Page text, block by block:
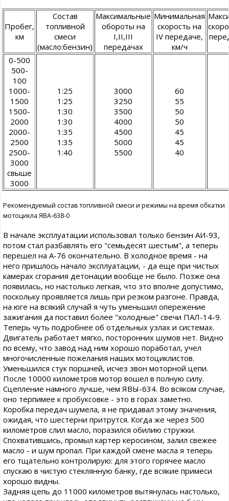
Пробег,
км
Состав
топливной
смеси
(масло:бензин)
Максимальные
обороты на
I,II,III
передачах
Минимальная
скорость на
IV передаче,
км/ч
0-500
500-
100
1000-
1500
1500-
2000
2000-
2500
2500-
3000
свыше
3000
1:25
1:25
1:30
1:30
1:35
1:35
1:40
3000
3250
3500
4000
4500
5000
5500
60
55
50
50
45
45
40
Рекомендуемый состав топливной смеси и режимы на время обкатки
мотоцикла ЯВА-638-0
В начале эксплуатации использовал только бензин АИ-93,
потом стал разбавлять его "семьдесят шестым", а теперь
перешел на А-76 окончательно. В холодное время - на
него пришлось начало эксплуатации, - да еще при чистых
камерах сгорания детонации вообще не было. Позже она
появилась, но настолько легкая, что это вполне допустимо,
поскольку проявляется лишь при резком разгоне. Правда,
на юге на всякий случай я чуть уменьшил опережение
зажигания да поставил более "холодные" свечи ПАЛ-14-9.
Теперь чуть подробнее об отдельных узлах и системах.
Двигатель работает мягко, посторонних шумов нет. Видно
по всему, что завод над ним хорошо поработал, учел
многочисленные пожелания наших мотоциклистов.
Уменьшился стук поршней, исчез звон моторной цепи.
После 10000 километров мотор вошел в полную силу.
Сцепление намного лучше, чем ЯВЫ-634. Во всяком случае,
оно терпимее к пробуксовке - это в горах заметно.
Коробка передач шумела, я не придавал этому значения,
ожидая, что шестерни притрутся. Когда же через 500
километров слил масло, поразился обилию стружки.
Спохватившись, промыл картер керосином, залил свежее
масло - и шум пропал. При каждой смене масла я теперь
его тщательно контролирую: для этого горячее масло
спускаю в чистую стеклянную банку, где всякие примеси
хорошо видны.
Задняя цепь до 11000 километров вытянулась настолько,